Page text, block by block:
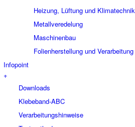
Heizung, Lüftung und Klimatechnik
Metallveredelung
Maschinenbau
Folienherstellung und Verarbeitung
Infopoint
+
Downloads
Klebeband-ABC
Verarbeitungshinweise